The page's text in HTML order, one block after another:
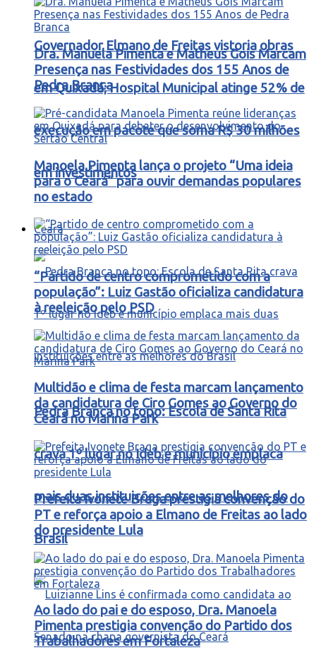
Governador Elmano de Freitas vistoria obras
em Quixadá; Hospital Municipal atinge 52% de
execução em pacote que soma R$ 30 milhões
em investimentos
Ceará
Pedra Branca no topo: Escola de Santa Rita
crava 1º lugar no Ideb e município emplaca
mais duas instituições entre as melhores do
Brasil
Dra. Manuela Pimenta e Matheus Gois Marcam
Presença nas Festividades dos 155 Anos de
Pedra Branca
Manoela Pimenta lança o projeto “Uma ideia
para o Ceará” para ouvir demandas populares
no estado
“Partido de centro comprometido com a
população”: Luiz Gastão oficializa candidatura
à reeleição pelo PSD
Multidão e clima de festa marcam lançamento
da candidatura de Ciro Gomes ao Governo do
Ceará no Marina Park
Prefeita Ivonete Braga prestigia convenção do
PT e reforça apoio a Elmano de Freitas ao lado
do presidente Lula
Ao lado do pai e do esposo, Dra. Manoela
Pimenta prestigia convenção do Partido dos
Trabalhadores em Fortaleza